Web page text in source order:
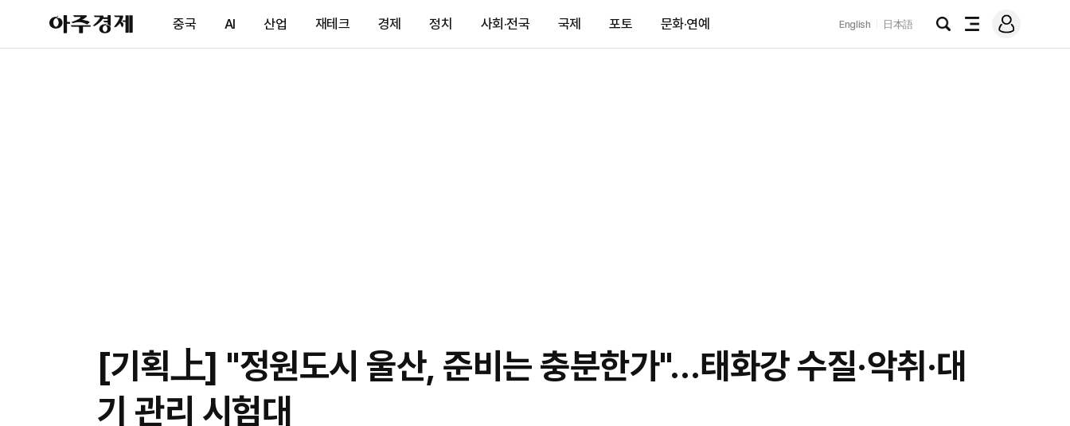
아
주
제
중국 AI 산업 재테크 경제 정치 사회·전국 국제 포토 문화·연예 English 日本語
검
전
메
그
[기획上] "정원도시 울산, 준비는 충분한가"…태화강 수질·악취·대
기 관리 시험대